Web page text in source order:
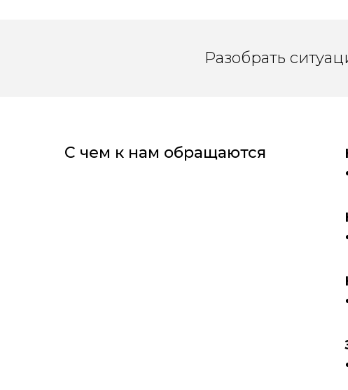
Разобрать
С чем к нам обращаются